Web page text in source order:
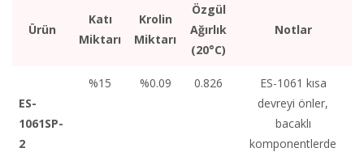
Ürün
Katı
Miktarı
Krolin
Miktarı
Özgül
Ağırlık
(20°C)
Notlar
ES-
1061SP-
2
%15 %0.09 0.826
ES-1061 kısa
devreyi önler,
bacaklı
komponentlerde